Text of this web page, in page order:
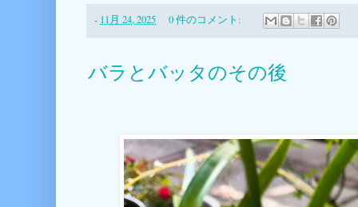
- 11月 24, 2025 0 件のコメント:
バラとバッタのその後